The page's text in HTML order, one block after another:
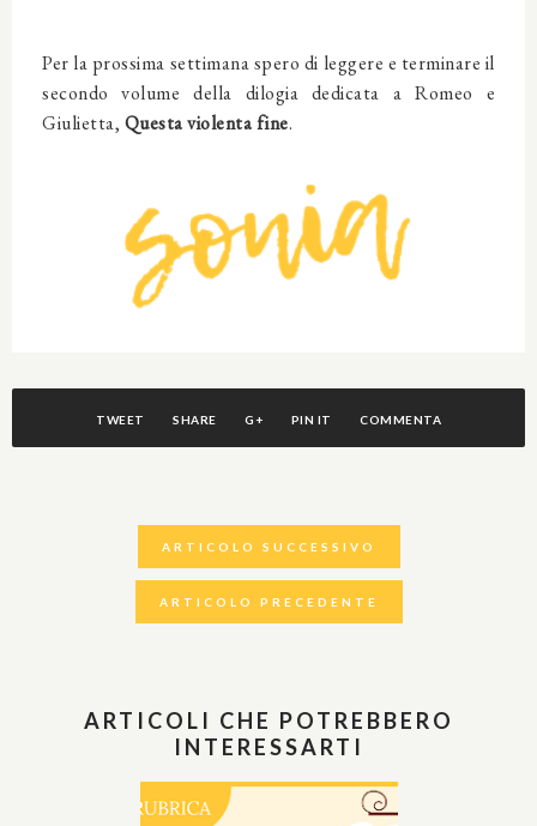
Per la prossima settimana spero di leggere e terminare il
secondo volume della dilogia dedicata a Romeo e
Giulietta, Questa violenta fine.
TWEET SHARE G+ PIN IT COMMENTA
ARTICOLO SUCCESSIVO
ARTICOLO PRECEDENTE
ARTICOLI CHE POTREBBERO
INTERESSARTI